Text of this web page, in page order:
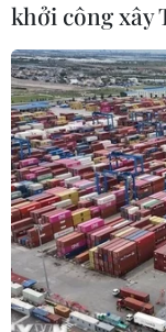
khởi công xây